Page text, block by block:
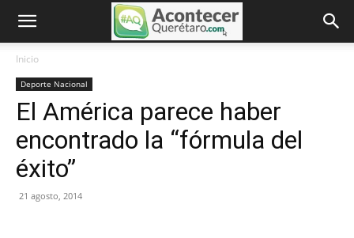
Inicio
Deporte Nacional
El América parece haber
encontrado la “fórmula del
éxito”
21 agosto, 2014